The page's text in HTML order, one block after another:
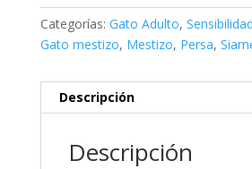
Categorías: Gato Adulto,
Gato mestizo, Mestizo, Persa,
Descripción
Descripción